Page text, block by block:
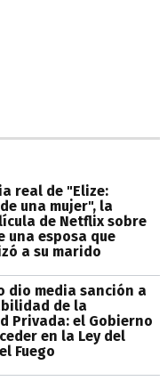
real de "Elize:
una mujer", la
de Netflix sobre
una esposa que
a su marido
dio media sanción a
de la
Privada: el Gobierno
en la Ley del
Fuego